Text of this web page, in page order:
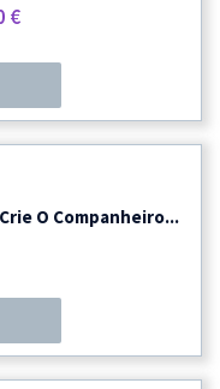
€O
É:
33,80 €.
O Companheiro...